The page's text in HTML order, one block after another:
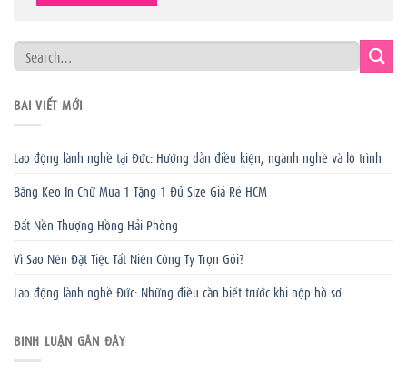
BÀI VIẾT MỚI
Lao động lành nghề tại Đức: Hướng dẫn điều kiện, ngành nghề và lộ trình
Băng Keo In Chữ Mua 1 Tặng 1 Đủ Size Giá Rẻ HCM
Đất Nền Thượng Hồng Hải Phòng
Vì Sao Nên Đặt Tiệc Tất Niên Công Ty Trọn Gói?
Lao động lành nghề Đức: Những điều cần biết trước khi nộp hồ sơ
BÌNH LUẬN GẦN ĐÂY